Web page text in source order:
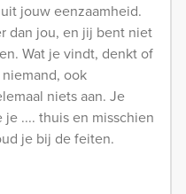
jouw eenzaamheid.
dan jou, en jij bent niet
Wat je vindt, denkt of
ook
niets aan. Je
.... thuis en misschien
je bij de feiten.